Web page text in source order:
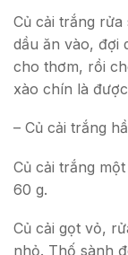
Củ cải trắng
dầu ăn vào, đợi
cho thơm, rồi
xào chín là
– Củ cải trắng
Củ cải trắng
60 g.
Củ cải gọt vỏ,
nhỏ. Thố sành